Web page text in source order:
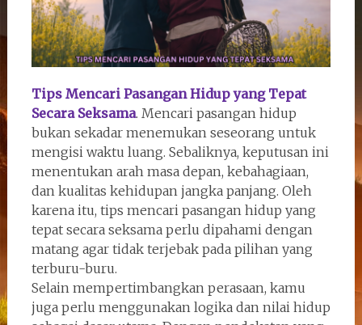
Tips Mencari Pasangan Hidup yang Tepat
Secara Seksama. Mencari pasangan hidup
bukan sekadar menemukan seseorang untuk
mengisi waktu luang. Sebaliknya, keputusan ini
menentukan arah masa depan, kebahagiaan,
dan kualitas kehidupan jangka panjang. Oleh
karena itu, tips mencari pasangan hidup yang
tepat secara seksama perlu dipahami dengan
matang agar tidak terjebak pada pilihan yang
terburu-buru.
Selain mempertimbangkan perasaan, kamu
juga perlu menggunakan logika dan nilai hidup